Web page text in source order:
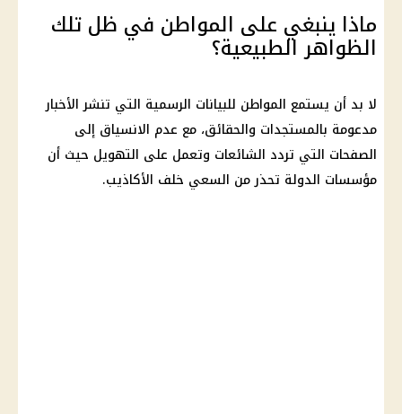
ماذا ينبغي على المواطن في ظل تلك
الظواهر الطبيعية؟
لا بد أن يستمع المواطن للبيانات الرسمية التي تنشر الأخبار
مدعومة بالمستجدات والحقائق، مع عدم الانسياق إلى
الصفحات التي تردد الشائعات وتعمل على التهويل حيث أن
مؤسسات الدولة تحذر من السعي خلف الأكاذيب.